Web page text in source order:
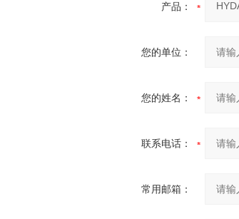
产品：
您的单位：
您的姓名：
联系电话：
常用邮箱：